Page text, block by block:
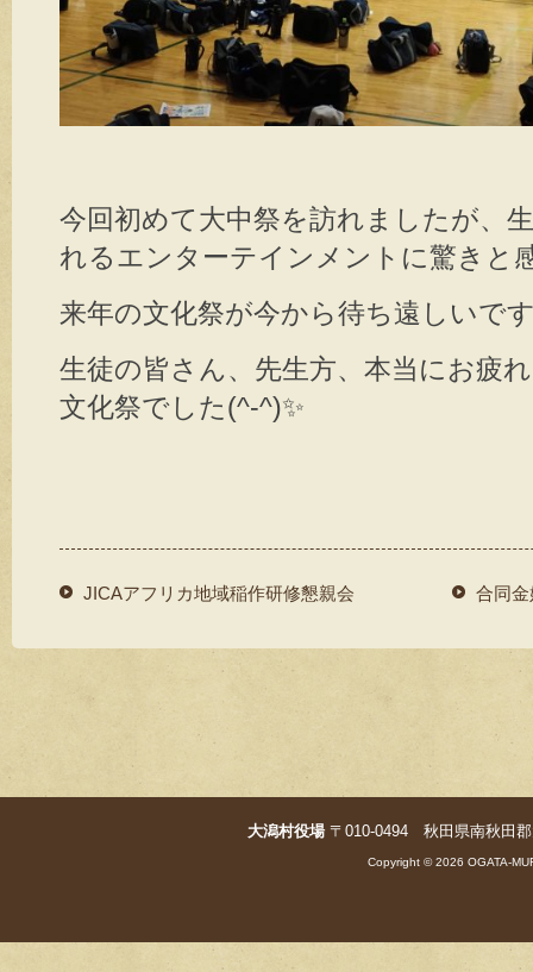
今回初めて大中祭を訪れましたが、
れるエンターテインメントに驚きと
来年の文化祭が今から待ち遠しいで
生徒の皆さん、先生方、本当にお疲
文化祭でした(^-^)✨
JICAアフリカ地域稲作研修懇親会 合同
大潟村役場〒010-0494 秋田県南秋田
Copyright © 2026 OGATA-